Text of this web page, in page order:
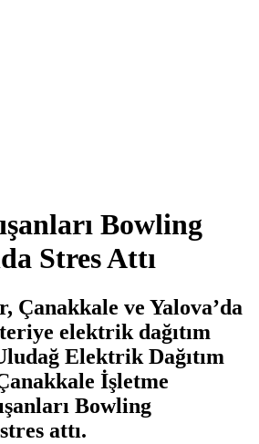
Bowling
Stres Attı
Çanakkale ve Yalova’da
elektrik dağıtım
Elektrik Dağıtım
İşletme
Bowling
attı.